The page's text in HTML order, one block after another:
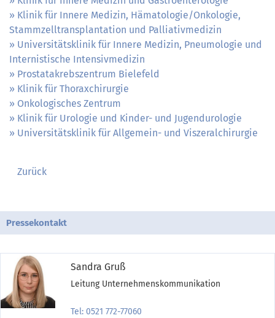
Klinik für Innere Medizin, Hämatologie/Onkologie,
Stammzelltransplantation und Palliativmedizin
Universitätsklinik für Innere Medizin, Pneumologie und
Internistische Intensivmedizin
Prostatakrebszentrum Bielefeld
Klinik für Thoraxchirurgie
Onkologisches Zentrum
Klinik für Urologie und Kinder- und Jugendurologie
Universitätsklinik für Allgemein- und Viszeralchirurgie
Zurück
Pressekontakt
Sandra Gruß
Leitung Unternehmenskommunikation
Tel: 0521 772-77060